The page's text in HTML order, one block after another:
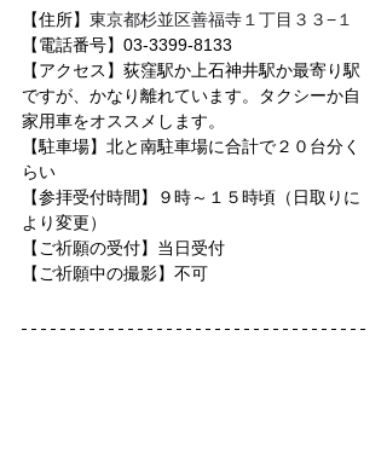
【住所】 東京都杉並区善福寺１丁目３３−１
【電話番号】 03-3399-8133
【アクセス】荻窪駅か上石神井駅か最寄り駅
ですが、かなり離れています。タクシーか自
家用車をオススメします。
【駐車場】 北と南駐車場に合計で２０台分く
らい
【参拝受付時間】
９時～１５時頃 （日取りに
より変更）
【ご祈願の受付】当日受付
【ご祈願中の撮影】不可